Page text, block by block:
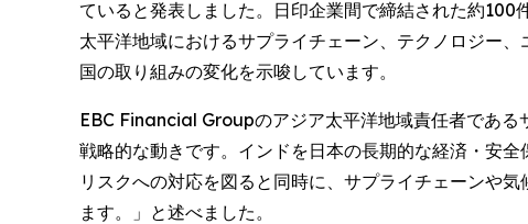
ていると発表しました。日印企業間で締結された約
太平洋地域におけるサプライチェーン、テクノロジー
国の取り組みの変化を示唆しています。
EBC Financial Groupのアジア太平洋地域責任者であ
戦略的な動きです。インドを日本の長期的な経済・安
リスクへの対応を図ると同時に、サプライチェーンや
ます。」と述べました。